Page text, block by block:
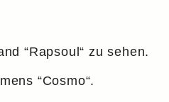
“Rapsoul“ zu sehen.
“Cosmo“.